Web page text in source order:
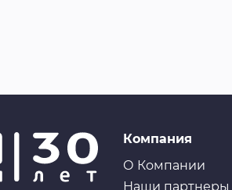
Компания
О Компании
Наши партнеры